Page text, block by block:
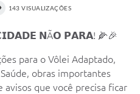
143 VISUALIZAÇÕES
𝗡Ã𝗢 𝗣𝗔𝗥𝗔! 🌽🎉
para o Vôlei Adaptado,
obras importantes
avisos que você precisa ficar